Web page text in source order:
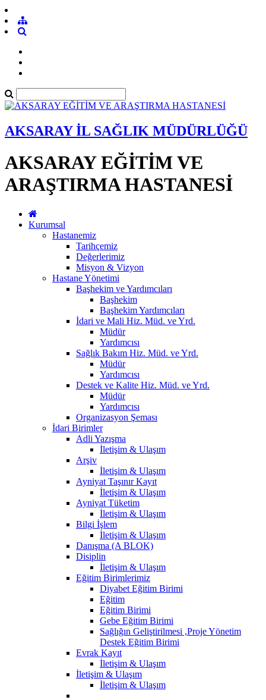
AKSARAY İL SAĞLIK MÜDÜRLÜĞÜ
AKSARAY EĞİTİM VE
ARAŞTIRMA HASTANESİ
Kurumsal
Hastanemiz
Tarihçemiz
Değerlerimiz
Misyon & Vizyon
Hastane Yönetimi
Başhekim ve Yardımcıları
Başhekim
Başhekim Yardımcıları
İdari ve Mali Hiz. Müd. ve Yrd.
Müdür
Yardımcısı
Sağlık Bakım Hiz. Müd. ve Yrd.
Müdür
Yardımcısı
Destek ve Kalite Hiz. Müd. ve Yrd.
Müdür
Yardımcısı
Organizasyon Şeması
İdari Birimler
Adli Yazışma
İletişim & Ulaşım
Arşiv
İletişim & Ulaşım
Ayniyat Taşınır Kayıt
İletişim & Ulaşım
Ayniyat Tüketim
İletişim & Ulaşım
Bilgi İşlem
İletişim & Ulaşım
Danışma (A BLOK)
Disiplin
İletişim & Ulaşım
Eğitim Birimlerimiz
Diyabet Eğitim Birimi
Eğitim
Eğitim Birimi
Gebe Eğitim Birimi
Sağlığın Geliştirilmesi ,Proje Yönetim
Destek Eğitim Birimi
Evrak Kayıt
İletişim & Ulaşım
İletişim & Ulaşım
İletişim & Ulaşım